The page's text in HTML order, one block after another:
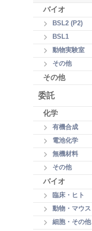
バイオ
BSL2 (P2)
BSL1
動物実験室
その他
その他
委託
化学
有機合成
電池化学
無機材料
その他
バイオ
臨床・ヒト
動物・マウス
細胞・その他